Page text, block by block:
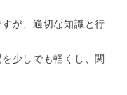
が、適切な知識と行
少しでも軽くし、関